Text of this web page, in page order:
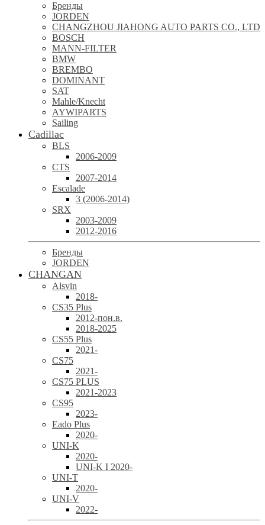
Бренды
JORDEN
CHANGZHOU JIAHONG AUTO PARTS CO., LTD
BOSCH
MANN-FILTER
BMW
BREMBO
DOMINANT
SAT
Mahle/Knecht
AYWIPARTS
Sailing
Cadillac
BLS
2006-2009
CTS
2007-2014
Escalade
3 (2006-2014)
SRX
2003-2009
2012-2016
Бренды
JORDEN
CHANGAN
Alsvin
2018-
CS35 Plus
2012-пон.в.
2018-2025
CS55 Plus
2021-
CS75
2021-
CS75 PLUS
2021-2023
CS95
2023-
Eado Plus
2020-
UNI-K
2020-
UNI-K I 2020-
UNI-T
2020-
UNI-V
2022-